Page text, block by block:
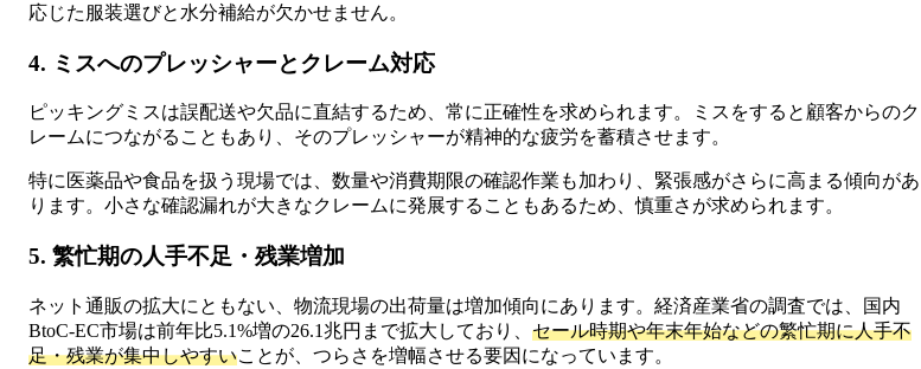
応じた服装選びと水分補給が欠かせません。
4. ミスへのプレッシャーとクレーム対応
ピッキングミスは誤配送や欠品に直結するため、常に正確性を求められます。ミスをすると顧客からのク
レームにつながることもあり、そのプレッシャーが精神的な疲労を蓄積させます。
特に医薬品や食品を扱う現場では、数量や消費期限の確認作業も加わり、緊張感がさらに高まる傾向があ
ります。小さな確認漏れが大きなクレームに発展することもあるため、慎重さが求められます。
5. 繁忙期の人手不足・残業増加
ネット通販の拡大にともない、物流現場の出荷量は増加傾向にあります。経済産業省の調査では、国内
BtoC-EC市場は前年比5.1%増の26.1兆円まで拡大しており、 セール時期や年末年始などの繁忙期に人手不
足・残業が集中しやすいことが、つらさを増幅させる要因になっています。